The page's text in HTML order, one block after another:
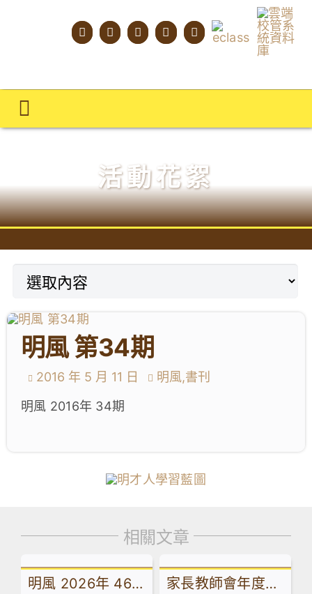
Toggle
明才人學習藍圖
明才人成長階梯
教師專業社群
學生成就與學校活動
我們的聯繫
入學資訊
活動花絮
明風 第34期
2016 年 5 月 11 日
明風,書刊
明風 2016年 34期
相關文章
明風 2026年 46
家長教師會年度報